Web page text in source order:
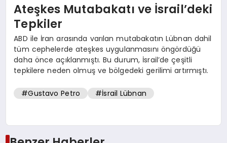
Ateşkes Mutabakatı ve İsrail’deki
Tepkiler
ABD ile İran arasında varılan mutabakatın Lübnan dahil
tüm cephelerde ateşkes uygulanmasını öngördüğü
daha önce açıklanmıştı. Bu durum, İsrail’de çeşitli
tepkilere neden olmuş ve bölgedeki gerilimi artırmıştı.
#Gustavo Petro #İsrail Lübnan